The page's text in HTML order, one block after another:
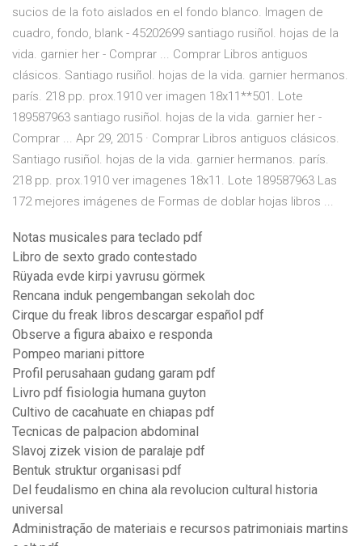
sucios de la foto aislados en el fondo blanco. Imagen de
cuadro, fondo, blank - 45202699 santiago rusiñol. hojas de la
vida. garnier her - Comprar ... Comprar Libros antiguos
clásicos. Santiago rusiñol. hojas de la vida. garnier hermanos.
parís. 218 pp. prox.1910 ver imagen 18x11**501. Lote
189587963 santiago rusiñol. hojas de la vida. garnier her -
Comprar ... Apr 29, 2015 · Comprar Libros antiguos clásicos.
Santiago rusiñol. hojas de la vida. garnier hermanos. parís.
218 pp. prox.1910 ver imagenes 18x11. Lote 189587963 Las
172 mejores imágenes de Formas de doblar hojas libros ...
Notas musicales para teclado pdf
Libro de sexto grado contestado
Rüyada evde kirpi yavrusu görmek
Rencana induk pengembangan sekolah doc
Cirque du freak libros descargar español pdf
Observe a figura abaixo e responda
Pompeo mariani pittore
Profil perusahaan gudang garam pdf
Livro pdf fisiologia humana guyton
Cultivo de cacahuate en chiapas pdf
Tecnicas de palpacion abdominal
Slavoj zizek vision de paralaje pdf
Bentuk struktur organisasi pdf
Del feudalismo en china ala revolucion cultural historia
universal
Administração de materiais e recursos patrimoniais martins